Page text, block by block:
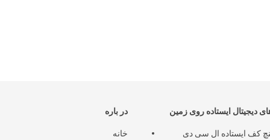
در باره
خانه
دیجیتال ایستاده روی زمین
اینچ کف ایستاده ال سی دی